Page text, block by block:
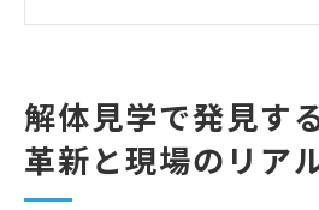
新技術導入による作業
現場での技術革新が環
解体見学で発見す
革新と現場のリア